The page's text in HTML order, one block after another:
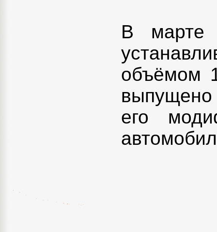
В марте
объёмом
его